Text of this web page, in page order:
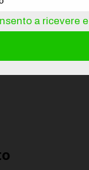
il
per
a ricevere